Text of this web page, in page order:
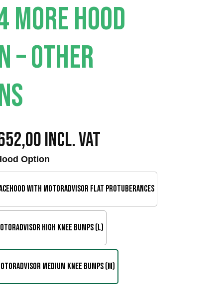
MORE HOOD
– OTHER
n
t
e
r
v
a
l
Incl. VAT
Option
with Motoradvisor Flat Protuberances
High Knee Bumps (L)
Medium Knee Bumps (M)